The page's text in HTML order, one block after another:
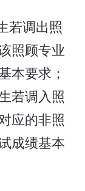
若调出照
照顾专业
本要求；
若调入照
应的非照
成绩基本